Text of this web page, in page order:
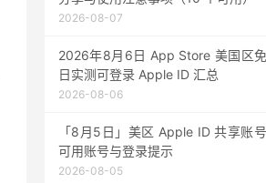
2026-08-07
2026年8月6日 App Store 美国区
日实测可登录 Apple ID 汇总
2026-08-06
「8月5日」美区 Apple ID 共享账
可用账号与登录提示
2026-08-05